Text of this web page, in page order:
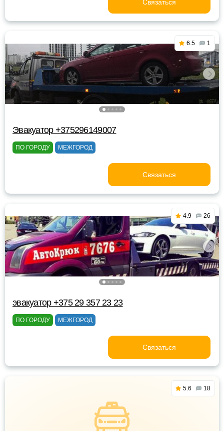
Связаться
6.5 1
Эвакуатор +375296149007
ПО ГОРОДУ МЕЖГОРОД
Связаться
4.9 26
эвакуатор +375 29 357 23 23
ПО ГОРОДУ МЕЖГОРОД
Связаться
5.6 18